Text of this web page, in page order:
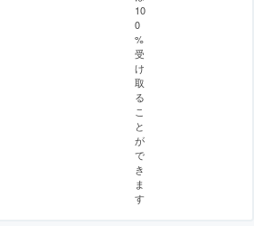
10
0
%
受
け
取
る
こ
と
が
で
き
ま
す